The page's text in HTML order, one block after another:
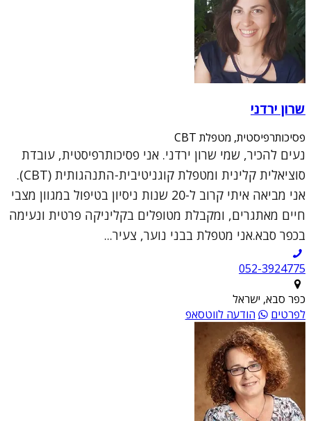
שרון ירדני
פסיכותרפיסטית, מטפלת CBT
נעים להכיר, שמי שרון ירדני. אני פסיכותרפיסטית, עובדת
סוציאלית קלינית ומטפלת קוגניטיבית-התנהגותית (CBT).
אני מביאה איתי קרוב ל-20 שנות ניסיון בטיפול במגוון מצבי
חיים מאתגרים, ומקבלת מטופלים בקליניקה פרטית ונעימה
בכפר סבא.אני מטפלת בבני נוער, צעיר...
052-3924775
כפר סבא, ישראל
לפרטים
הודעה לווטסאפ